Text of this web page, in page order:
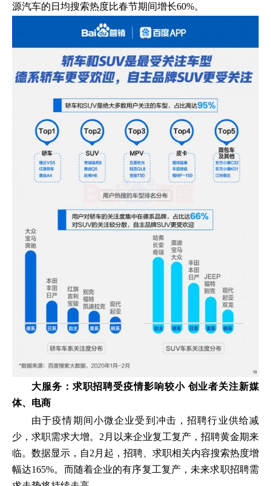
源汽车的日均搜索热度比春节期间增长60%。
大服务：求职招聘受疫情影响较小 创业者关注新媒
体、电商
由于疫情期间小微企业受到冲击，招聘行业供给减
少，求职需求大增。2月以来企业复工复产，招聘黄金期来
临。数据显示，自2月起，招聘、求职相关内容搜索热度增
幅达165%。而随着企业的有序复工复产，未来求职招聘需